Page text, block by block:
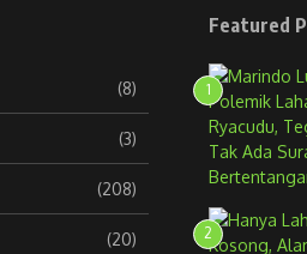
(8)
(3)
(208)
(20)
Featured
1
2